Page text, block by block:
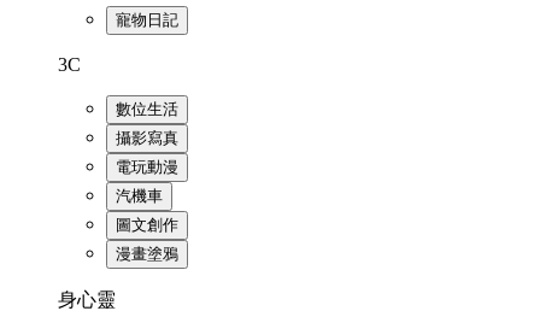
寵物日記
3C
數位生活
攝影寫真
電玩動漫
汽機車
圖文創作
漫畫塗鴉
身心靈